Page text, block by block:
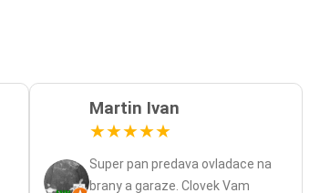
Martin Ivan
★★★★★
Super pan predava ovladace na
brany a garaze. Clovek Vam